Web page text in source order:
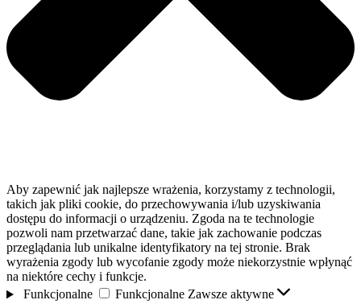
Aby zapewnić jak najlepsze wrażenia, korzystamy z technologii,
takich jak pliki cookie, do przechowywania i/lub uzyskiwania
dostępu do informacji o urządzeniu. Zgoda na te technologie
pozwoli nam przetwarzać dane, takie jak zachowanie podczas
przeglądania lub unikalne identyfikatory na tej stronie. Brak
wyrażenia zgody lub wycofanie zgody może niekorzystnie wpłynąć
na niektóre cechy i funkcje.
Funkcjonalne
Funkcjonalne Zawsze aktywne